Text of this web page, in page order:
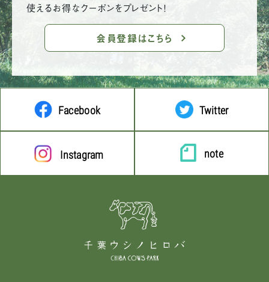
使えるお得なクーポンをプレゼント！
会員登録はこちら
Facebook Twitter
Instagram note